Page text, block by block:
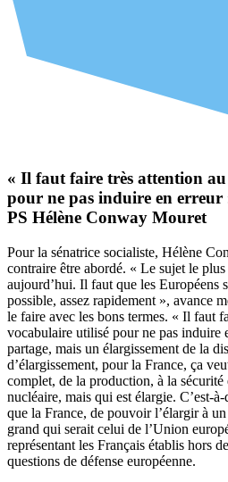
« Il faut faire très attention
pour ne pas induire en erreur
PS Hélène Conway Mouret
Pour la sénatrice socialiste, Hélène
contraire être abordé. « Le sujet le
aujourd’hui. Il faut que les Européens
possible, assez rapidement », avance
le faire avec les bons termes. « Il faut
vocabulaire utilisé pour ne pas induire
partage, mais un élargissement de la
d’élargissement, pour la France, ça
complet, de la production, à la sécurité
nucléaire, mais qui est élargie. C’est-
que la France, de pouvoir l’élargir à
grand qui serait celui de l’Union
représentant les Français établis hors
questions de défense européenne.